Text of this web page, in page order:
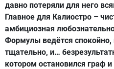
давно потеряли для него
Главное для Калиостро –
амбициозная
Формулы ведётся спокойно,
тщательно, и…
котором остановился граф